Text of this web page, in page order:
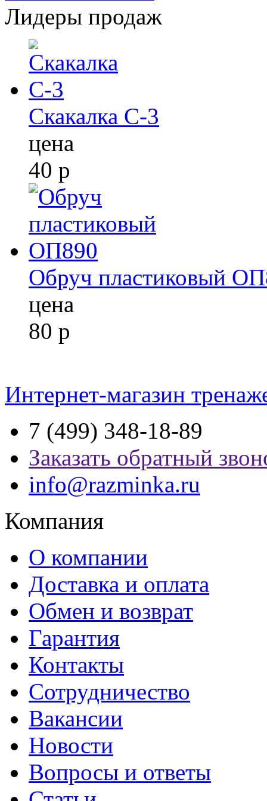
Лидеры продаж
Скакалка С-3
цена
40 р
Обруч пластиковый
цена
80 р
Интернет-магазин
7 (499) 348-18-89
Заказать обратный
info@razminka.ru
Компания
О компании
Доставка и оплата
Обмен и возврат
Гарантия
Контакты
Сотрудничество
Вакансии
Новости
Вопросы и ответы